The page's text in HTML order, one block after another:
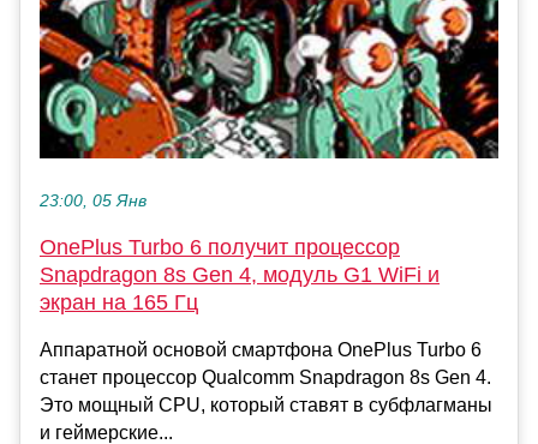
23:00, 05 Янв
OnePlus Turbo 6 получит процессор
Snapdragon 8s Gen 4, модуль G1 WiFi и
экран на 165 Гц
Аппаратной основой смартфона OnePlus Turbo 6
станет процессор Qualcomm Snapdragon 8s Gen 4.
Это мощный CPU, который ставят в субфлагманы
и геймерские...